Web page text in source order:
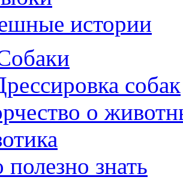
истории
собак
о
полезно знать